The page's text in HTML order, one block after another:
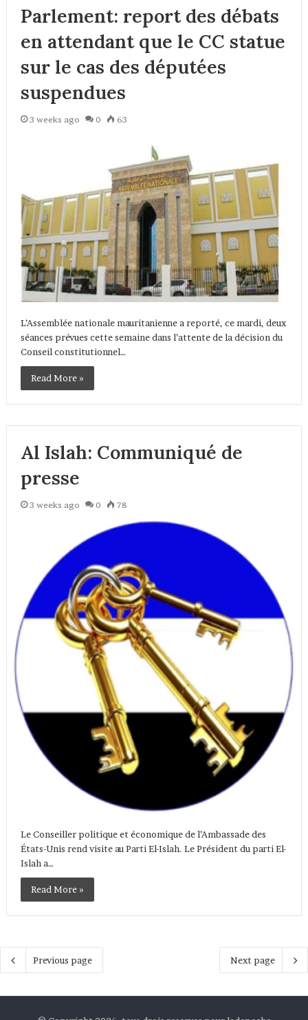
Parlement: report des débats
en attendant que le CC statue
sur le cas des députées
suspendues
3 weeks ago 0 63
L’Assemblée nationale mauritanienne a reporté, ce mardi, deux
séances prévues cette semaine dans l’attente de la décision du
Conseil constitutionnel…
Read More »
Al Islah: Communiqué de
presse
3 weeks ago 0 78
Le Conseiller politique et économique de l’Ambassade des
États-Unis rend visite au Parti El-Islah. Le Président du parti El-
Islah a…
Read More »
Previous page Next page